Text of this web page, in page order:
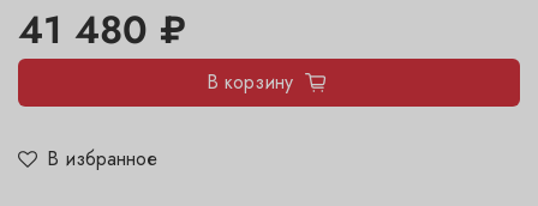
В избранное
41 480 ₽
В корзину